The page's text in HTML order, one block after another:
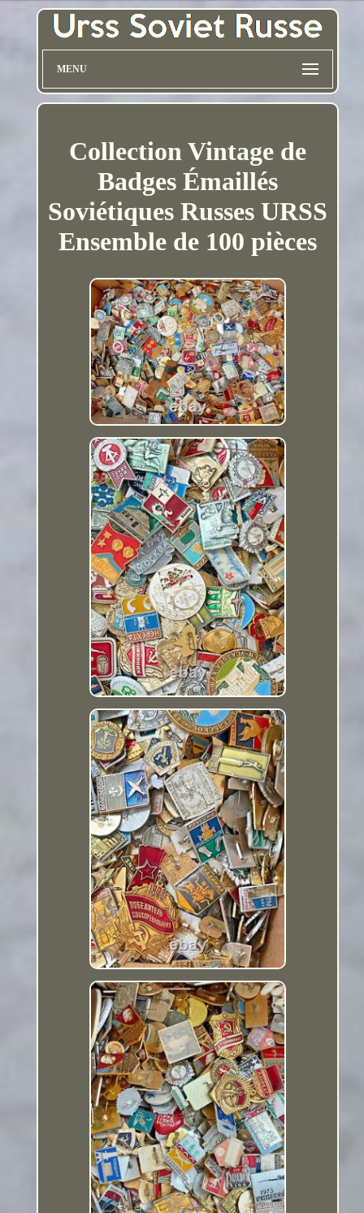
MENU
Collection Vintage de
Badges Émaillés
Soviétiques Russes URSS
Ensemble de 100 pièces